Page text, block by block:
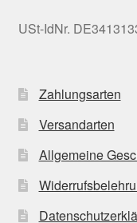
USt-IdNr.
Zahlungsarten
Versandarten
Allgemeine